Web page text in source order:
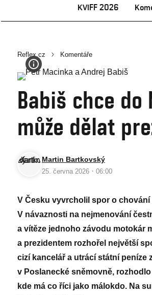
KVIFF 2026
Reflex.cz Komentáře
Babiš chce do
může dělat
Martin Bartkovský
25. června 2026 · 06:00
V Česku vyvrcholil spor o
V návaznosti na nejmenování
a vítěze jednoho závodu motokár
a prezidentem rozhořel největší
cizí kancelář a utrácí státní peníze
v Poslanecké sněmovně,
kde má co říci jako málokdo. Na